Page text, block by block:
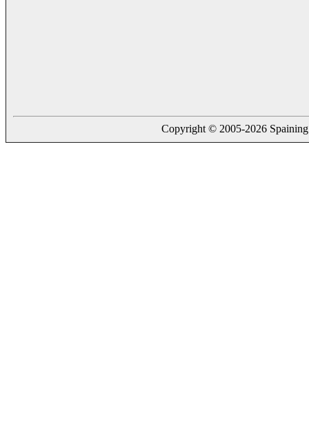
Copyright © 2005-2026